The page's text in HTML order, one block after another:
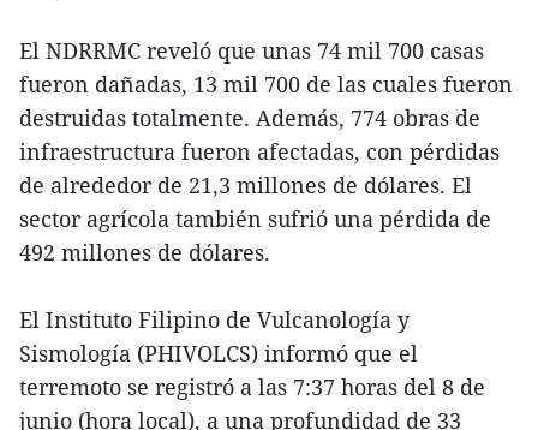
El NDRRMC reveló que unas 74 mil 700 casas
fueron dañadas, 13 mil 700 de las cuales fueron
destruidas totalmente. Además, 774 obras de
infraestructura fueron afectadas, con pérdidas
de alrededor de 21,3 millones de dólares. El
sector agrícola también sufrió una pérdida de
492 millones de dólares.
El Instituto Filipino de Vulcanología y
Sismología (PHIVOLCS) informó que el
terremoto se registró a las 7:37 horas del 8 de
junio (hora local), a una profundidad de 33